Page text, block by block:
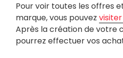
Pour voir toutes les offres
marque, vous pouvez
Après la création de votre
pourrez effectuer vos